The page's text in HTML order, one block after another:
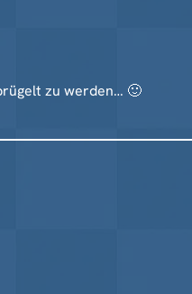
zu werden… 🙂